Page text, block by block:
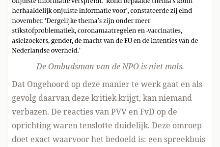
De Ombudsman van de NPO isniet mals.
Dat Ongehoord op deze manier te werk gaat en als
gevolg daarvan deze kritiek krijgt, kan niemand
verbazen. De reacties van PVV en FvD op de
oprichting waren tenslotte duidelijk. Deze omroep
doet exact waarvoor het bedoeld is: een spreekbuis